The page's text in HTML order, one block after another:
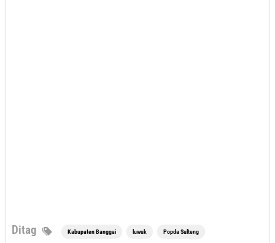
Ditag Kabupaten Banggai luwuk Popda Sulteng